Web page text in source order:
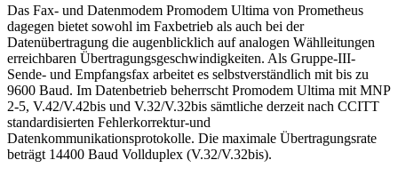
Das Fax- und Datenmodem Promodem Ultima von Prometheus
dagegen bietet sowohl im Faxbetrieb als auch bei der
Datenübertragung die augenblicklich auf analogen Wählleitungen
erreichbaren Übertragungsgeschwindigkeiten. Als Gruppe-III-
Sende- und Empfangsfax arbeitet es selbstverständlich mit bis zu
9600 Baud. Im Datenbetrieb beherrscht Promodem Ultima mit MNP
2-5, V.42/V.42bis und V.32/V.32bis sämtliche derzeit nach CCITT
standardisierten Fehlerkorrektur-und
Datenkommunikationsprotokolle. Die maximale Übertragungsrate
beträgt 14400 Baud Vollduplex (V.32/V.32bis).